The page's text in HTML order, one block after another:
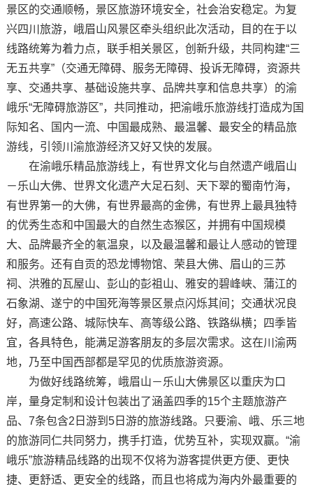
景区的交通顺畅，景区旅游环境安全，社会治安稳定。为复
兴四川旅游，峨眉山风景区牵头组织此次活动，目的在于以
线路统筹为着力点，联手相关景区，创新升级，共同构建“三
无五共享”（交通无障碍、服务无障碍、投诉无障碍，资源共
享、交通共享、基础设施共享、品牌共享和信息共享）的渝
峨乐“无障碍旅游区”，共同推动，把渝峨乐旅游线打造成为国
际知名、国内一流、中国最成熟、最温馨、最安全的精品旅
游线，引领川渝旅游经济又好又快的发展。
在渝峨乐精品旅游线上，有世界文化与自然遗产峨眉山
－乐山大佛、世界文化遗产大足石刻、天下翠的蜀南竹海，
有世界第一的大佛，有世界最高的金佛，有世界上最具独特
的优秀生态和中国最大的自然生态猴区，并拥有中国规模
大、品牌最齐全的氡温泉，以及最温馨和最让人感动的管理
和服务。还有自贡的恐龙博物馆、荣县大佛、眉山的三苏
祠、洪雅的瓦屋山、彭山的彭祖山、雅安的碧峰峡、蒲江的
石象湖、遂宁的中国死海等景区景点闪烁其间；交通状况良
好，高速公路、城际快车、高等级公路、铁路纵横；四季皆
宜，各具特色，能满足游客朋友的多层次需求。这在川渝两
地，乃至中国西部都是罕见的优质旅游资源。
为做好线路统筹，峨眉山－乐山大佛景区以重庆为口
岸，量身定制和设计包装出了涵盖四季的15个主题旅游产
品、7条包含2日游到5日游的旅游线路。只要渝、峨、乐三地
的旅游同仁共同努力，携手打造，优势互补，实现双赢。“渝
峨乐”旅游精品线路的出现不仅将为游客提供更方便、更快
捷、更舒适、更安全的线路，而且也将成为海内外最重要的